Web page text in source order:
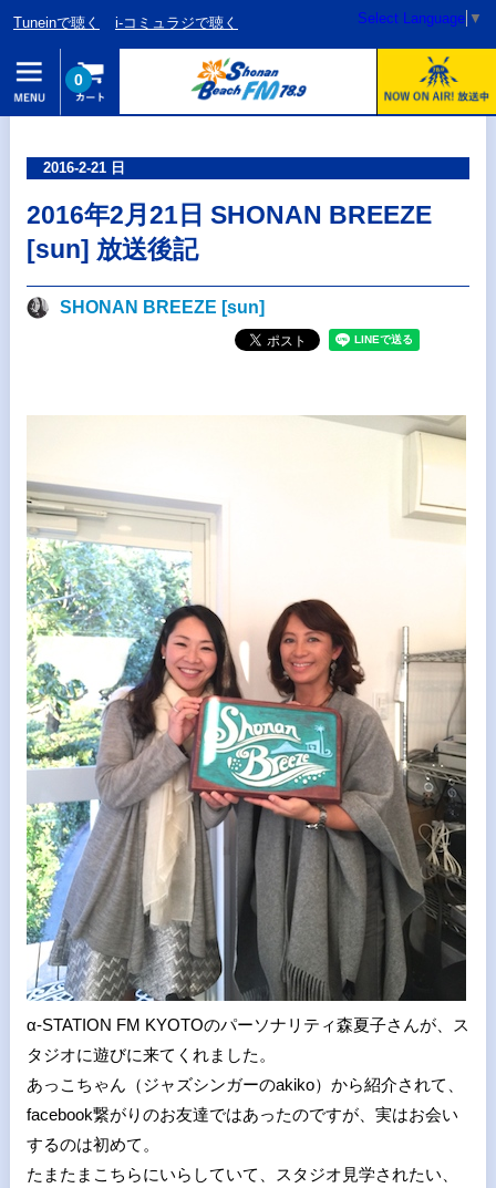
Tuneinで聴く i-コミュラジで聴く Select Language ▼
0
2016-2-21 日
2016年2月21日 SHONAN BREEZE
[sun] 放送後記
SHONAN BREEZE [sun]
α-STATION FM KYOTOのパーソナリティ森夏子さんが、ス
タジオに遊びに来てくれました。
あっこちゃん（ジャズシンガーのakiko）から紹介されて、
facebook繋がりのお友達ではあったのですが、実はお会い
するのは初めて。
たまたまこちらにいらしていて、スタジオ見学されたい、